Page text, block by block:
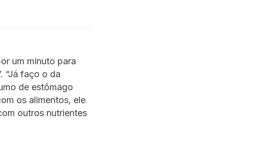
um minuto para
“Já faço o da
de estômago
os alimentos, ele
outros nutrientes